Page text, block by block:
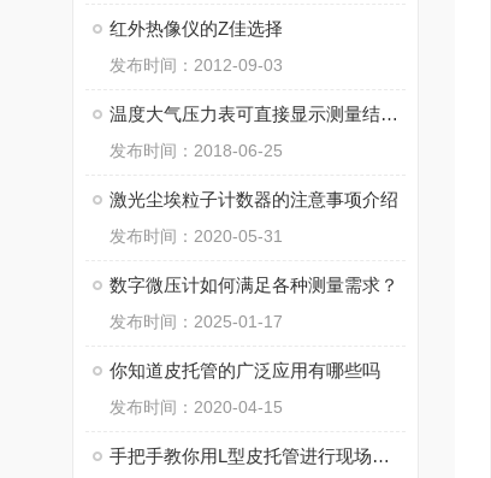
红外热像仪的Z佳选择
发布时间：2012-09-03
温度大气压力表可直接显示测量结果与测量单位
发布时间：2018-06-25
激光尘埃粒子计数器的注意事项介绍
发布时间：2020-05-31
数字微压计如何满足各种测量需求？
发布时间：2025-01-17
你知道皮托管的广泛应用有哪些吗
发布时间：2020-04-15
手把手教你用L型皮托管进行现场风速标定与数据采集